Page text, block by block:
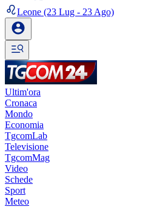
Leone (23 Lug - 23 Ago)
Ultim'ora
Cronaca
Mondo
Economia
TgcomLab
Televisione
TgcomMag
Video
Schede
Sport
Meteo